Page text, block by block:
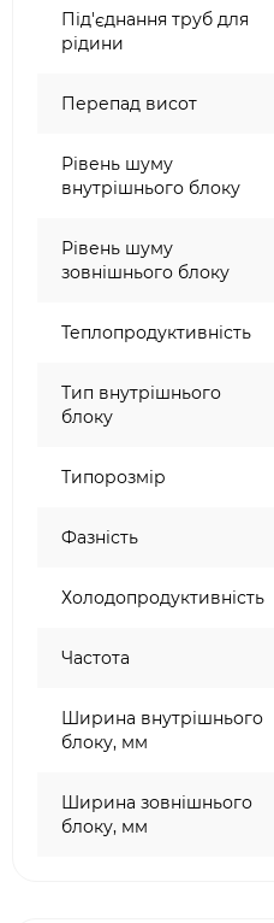
Під'єднання труб для
рідини
Перепад висот
Рівень шуму
внутрішнього блоку
Рівень шуму
зовнішнього блоку
Теплопродуктивність
Тип внутрішнього
блоку
Типорозмір
Фазність
Холодопродуктивність
Частота
Ширина внутрішнього
блоку, мм
Ширина зовнішнього
блоку, мм